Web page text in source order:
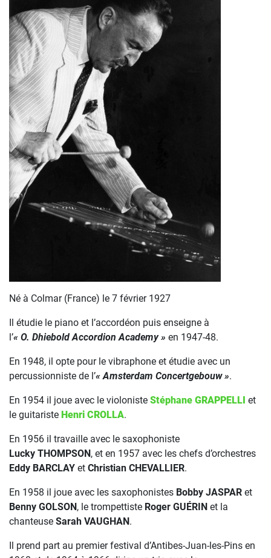
Né à Colmar (France) le 7 février 1927
Il étudie le piano et l’accordéon puis enseigne à
l’« O. Dhiebold Accordion Academy » en 1947-48.
En 1948, il opte pour le vibraphone et étudie avec un
percussionniste de l’« Amsterdam Concertgebouw ».
En 1954 il joue avec le violoniste Stéphane GRAPPELLI et
le guitariste Henri CROLLA.
En 1956 il travaille avec le saxophoniste
Lucky THOMPSON, et en 1957 avec les chefs d’orchestres
Eddy BARCLAY et Christian CHEVALLIER.
En 1958 il joue avec les saxophonistes Bobby JASPAR et
Benny GOLSON, le trompettiste Roger GUÉRIN et la
chanteuse Sarah VAUGHAN.
Il prend part au premier festival d’Antibes-Juan-les-Pins en